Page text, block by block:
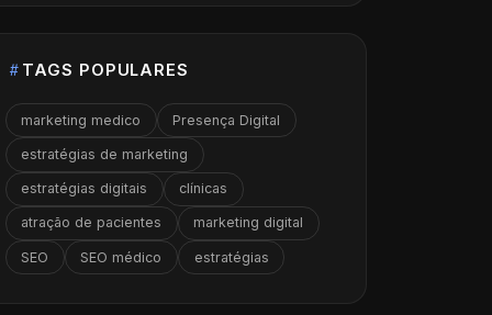
TAGS POPULARES
marketing medico Presença Digital
estratégias de marketing
estratégias digitais clínicas
atração de pacientes marketing digital
SEO SEO médico estratégias